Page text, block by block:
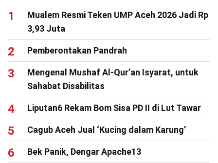
Mualem Resmi Teken UMP Aceh 2026 Jadi Rp
3,93 Juta
Pemberontakan Pandrah
Mengenal Mushaf Al-Qur’an Isyarat, untuk
Sahabat Disabilitas
Liputan6 Rekam Bom Sisa PD II di Lut Tawar
Cagub Aceh Jual ‘Kucing dalam Karung’
Bek Panik, Dengar Apache13